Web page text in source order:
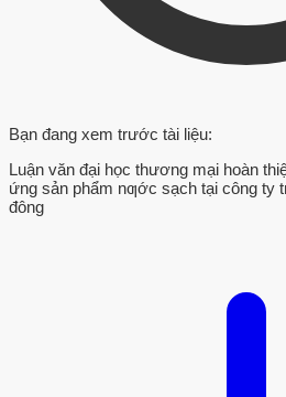
Bạn đang xem trước tài liệu:
Luận văn đại học thương mại hoàn
ứng sản phẩm nƣớc sạch tại công ty
đông